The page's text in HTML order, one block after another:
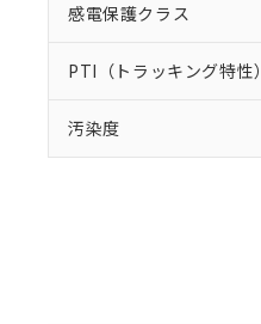
感電保護クラス
PTI（トラッキング特性）
汚染度